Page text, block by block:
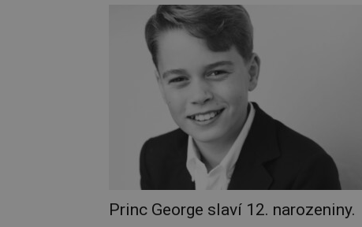
Princ George slaví 12. narozeniny.